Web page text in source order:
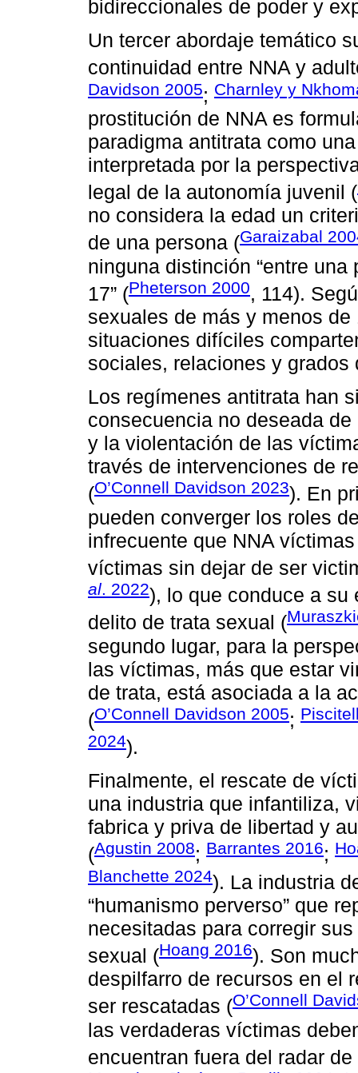
bidireccionales de poder y
Un tercer abordaje temático
continuidad entre NNA y
Davidson 2005; Charnley y
prostitución de NNA es
paradigma antitrata como
interpretada por la
legal de la autonomía juvenil (
no considera la edad un
de una persona (Garaizabal
ninguna distinción “entre
17” (Pheterson 2000, 114).
sexuales de más y menos
situaciones difíciles
sociales, relaciones y grados
Los regímenes antitrata han
consecuencia no deseada
y la violentación de las
través de intervenciones de
(O’Connell Davidson 2023). En
pueden converger los roles
infrecuente que NNA
víctimas sin dejar de ser
al. 2022), lo que conduce a su
delito de trata sexual (
segundo lugar, para la
las víctimas, más que estar
de trata, está asociada a la
(O’Connell Davidson 2005;
2024).
Finalmente, el rescate de
una industria que infantiliza,
fabrica y priva de libertad y
(Agustin 2008; Barrantes 2016;
Blanchette 2024). La industria
“humanismo perverso” que
necesitadas para corregir
sexual (Hoang 2016). Son
despilfarro de recursos en el
ser rescatadas (O’Connell
las verdaderas víctimas
encuentran fuera del radar